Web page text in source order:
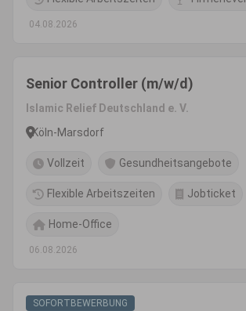
04.08.2026
Senior Controller (m/w/d)
Islamic Relief Deutschland e. V.
Köln-Marsdorf
Vollzeit Gesundheitsangebote
Flexible Arbeitszeiten Jobticket
Home-Office
06.08.2026
SOFORTBEWERBUNG